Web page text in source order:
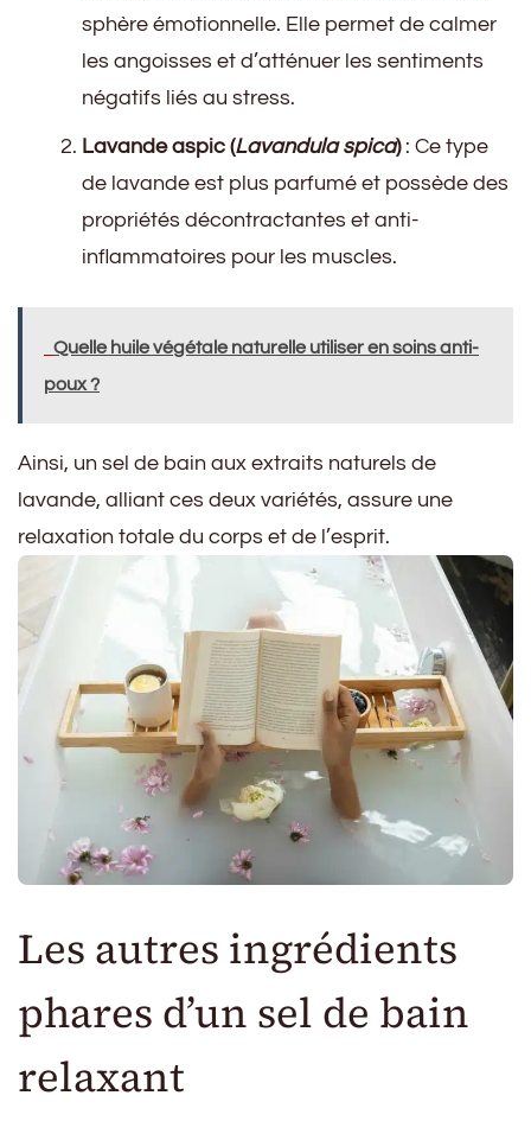
sphère émotionnelle. Elle permet de calmer
les angoisses et d’atténuer les sentiments
négatifs liés au stress.
Lavande aspic (Lavandula spica): Ce type
de lavande est plus parfumé et possède des
propriétés décontractantes et anti-
inflammatoires pour les muscles.
Quelle huile végétale naturelle utiliser en soins anti-
poux ?
Ainsi, un sel de bain aux extraits naturels de
lavande, alliant ces deux variétés, assure une
relaxation totale du corps et de l’esprit.
Les autres ingrédients
phares d’un sel de bain
relaxant